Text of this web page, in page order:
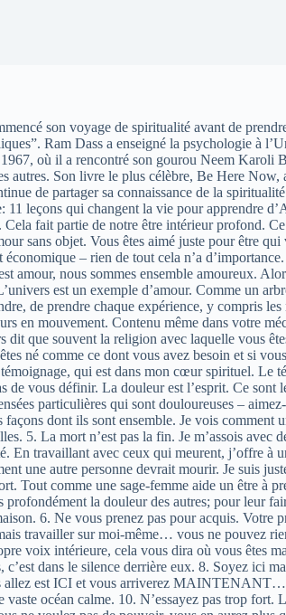
son voyage de spiritualité avant de
Ram Dass a enseigné la psychologie à
où il a rencontré son gourou Neem Karoli
Son livre le plus célèbre, Be Here
de partager sa connaissance de la
leçons qui changent la vie pour apprendre
fait partie de notre être intérieur profond.
sans objet. Vous êtes aimé juste pour être
– rien de tout cela n’a
nous sommes ensemble amoureux.
est un exemple d’amour. Comme un
de prendre chaque expérience, y compris
en mouvement. Contenu même dans votre
dit que souvent la religion avec laquelle vous
né comme ce dont vous avez besoin et si
qui est dans mon cœur spirituel.
vous définir. La douleur est l’esprit. Ce sont
particulières qui sont douloureuses –
dont ils sont ensemble. Je vois
5. La mort n’est pas la fin. Je m’assois avec
En travaillant avec ceux qui meurent, j’offre
une autre personne devrait mourir. Je suis
Tout comme une sage-femme aide un être
la douleur des autres; pour leur
6. Ne vous prenez pas pour acquis.
travailler sur moi-même… vous ne pouvez
voix intérieure, cela vous dira où vous êtes
dans le silence derrière eux. 8. Soyez ici
est ICI et vous arriverez MAINTENANT…
océan calme. 10. N’essayez pas trop